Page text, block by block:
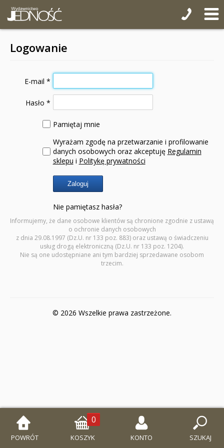
Pomoce duszpasterskie
Pomoce homiletyczne
Pomoce katechetyczne
seria: Na katechezie i w domu
seria: Skarbnica wiary
seria: Ja też się modlę
seria: Biblijna zdapywanka
seria: Mali odkrywcy wiary
seria: W poszukiwaniu skarbów
seria: Zagadki i kolorowanki
seria: Dzieci poznają...
seria: Wielcy przyjaciele Jezusa
WYPRZEDAŻ
Logowanie
E-mail *
Hasło *
Pamiętaj mnie
Wyrażam zgodę na przetwarzanie i profilowanie
danych osobowych oraz akceptuję Regulamin
sklepu i Politykę prywatności
Zaloguj
Nie pamiętasz hasła?
Informujemy, że dane osobowe klientów są chronione zgodnie z ustawą
o ochronie danych osobowych
z dnia 29.08.1997 (Dz.U. nr 133 poz. 883) oraz ustawą o świadczeniu
usług drogą elektroniczną (Dz.U. nr 133 poz. 1204).
Nie są one udostępniane ani tym bardziej sprzedawane osobom
trzecim.
© 2026 Wszelkie prawa zastrzeżone.
POWRÓT
0
KOSZYK KONTO SZUKAJ